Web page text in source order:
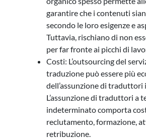
garantire che i contenuti
secondo le loro esigenze e
Tuttavia, rischiano di non
per far fronte ai picchi di
Costi: L’outsourcing del
traduzione può essere più
dell’assunzione di traduttori
L’assunzione di traduttori a
indeterminato comporta
reclutamento, formazione,
retribuzione.